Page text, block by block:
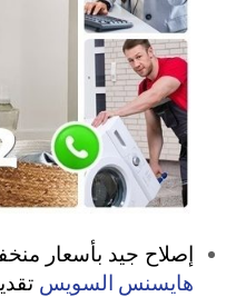
إصلاح جيد بأسعار
هايسنس السويس